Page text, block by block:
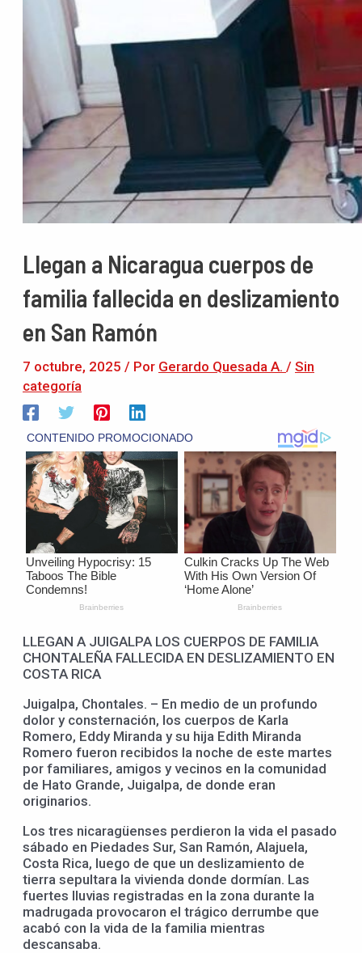
Llegan a Nicaragua cuerpos de
familia fallecida en deslizamiento
en San Ramón
7 octubre, 2025 / Por Gerardo Quesada A. / Sin
categoría
LLEGAN A JUIGALPA LOS CUERPOS DE FAMILIA
CHONTALEÑA FALLECIDA EN DESLIZAMIENTO EN
COSTA RICA
Juigalpa, Chontales. – En medio de un profundo
dolor y consternación, los cuerpos de Karla
Romero, Eddy Miranda y su hija Edith Miranda
Romero fueron recibidos la noche de este martes
por familiares, amigos y vecinos en la comunidad
de Hato Grande, Juigalpa, de donde eran
originarios.
Los tres nicaragüenses perdieron la vida el pasado
sábado en Piedades Sur, San Ramón, Alajuela,
Costa Rica, luego de que un deslizamiento de
tierra sepultara la vivienda donde dormían. Las
fuertes lluvias registradas en la zona durante la
madrugada provocaron el trágico derrumbe que
acabó con la vida de la familia mientras
descansaba.